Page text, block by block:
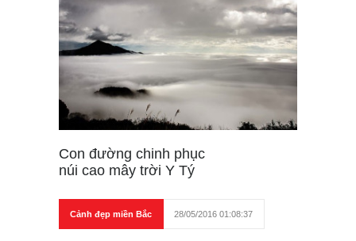
Con đường chinh phục
núi cao mây trời Y Tý
Cảnh đẹp miền Bắc 28/05/2016 01:08:37